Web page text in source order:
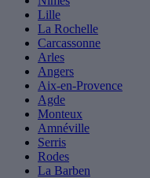
Lille
La Rochelle
Carcassonne
Arles
Angers
Aix-en-Provence
Agde
Monteux
Amnéville
Serris
Rodes
La Barben